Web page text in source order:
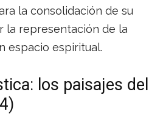
la consolidación de su
la representación de la
espacio espiritual.
los paisajes del